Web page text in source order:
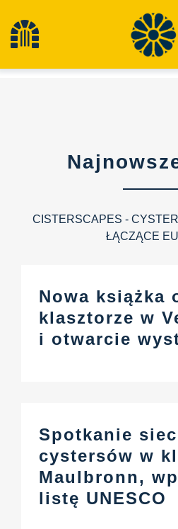
treściPrzełącz
Najnowsze wiadomości
Centrum informacyjne
Dziedzictwo kulinarne
CISTERSCAPES -
ŁĄCZĄCE
Nowa książka
klasztorze w
i otwarcie
Spotkanie
cystersów w
Maulbronn,
listę UNESCO